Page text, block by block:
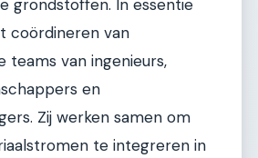
grondstoffen. In essentie
coördineren van
teams van ingenieurs,
en
Zij werken samen om
te integreren in